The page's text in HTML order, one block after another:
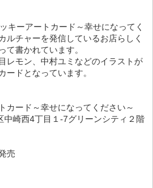
キーアートカード～幸せになってく
ルチャーを発信しているお店らしく
て書かれています。
レモン、中村ユミなどのイラストが
ードとなっています。
ード～幸せになってください～
崎西4丁目１-7グリーンシティ２階
売